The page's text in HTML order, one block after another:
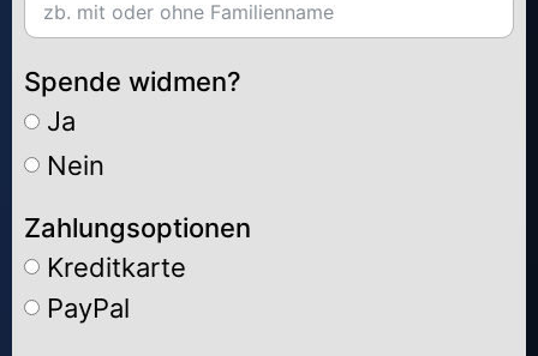
Spende widmen?
Ja
Nein
Zahlungsoptionen
Kreditkarte
PayPal